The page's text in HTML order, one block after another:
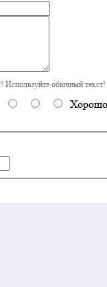
Используйте обычный текст!
Хорошо